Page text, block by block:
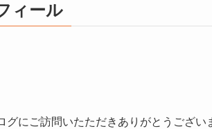
ィール
グにご訪問いたただきありがとうござい